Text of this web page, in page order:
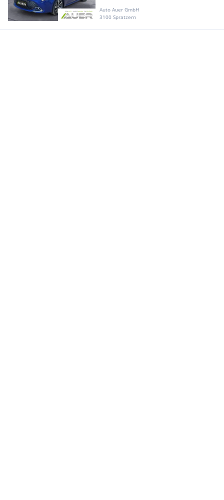
Auto Auer GmbH
3100 Spratzern